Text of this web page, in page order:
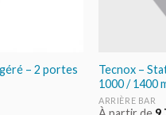
– 2 portes
Tecnox –
1000 / 1400
ARRIÈRE BAR